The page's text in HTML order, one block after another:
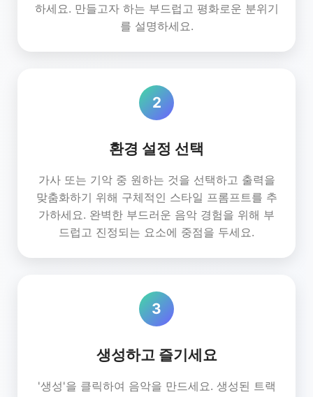
하세요. 만들고자 하는 부드럽고 평화로운 분위기
를 설명하세요.
2
환경 설정 선택
가사 또는 기악 중 원하는 것을 선택하고 출력을
맞춤화하기 위해 구체적인 스타일 프롬프트를 추
가하세요. 완벽한 부드러운 음악 경험을 위해 부
드럽고 진정되는 요소에 중점을 두세요.
3
생성하고 즐기세요
'생성'을 클릭하여 음악을 만드세요. 생성된 트랙